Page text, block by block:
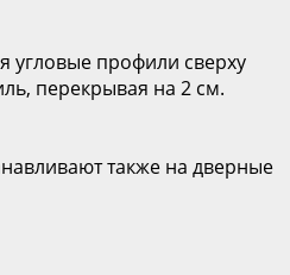
угловые профили сверху
перекрывая на 2 см.
также на дверные